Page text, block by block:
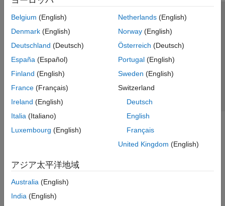
Belgium (English)
Denmark (English)
Deutschland (Deutsch)
España (Español)
Finland (English)
France (Français)
Ireland (English)
Italia (Italiano)
Luxembourg (English)
Netherlands(English)
Norway(English)
Österreich (Deutsch)
Portugal(English)
Sweden (English)
Switzerland
Deutsch
English
Français
United Kingdom (English)
アジア太平洋地域
Australia (English)
India (English)
トラストセンター
プライバシー ポリシー
違法コピー防止
アプリケーション ステータス
© 1994-2026 The MathWorks, Inc.